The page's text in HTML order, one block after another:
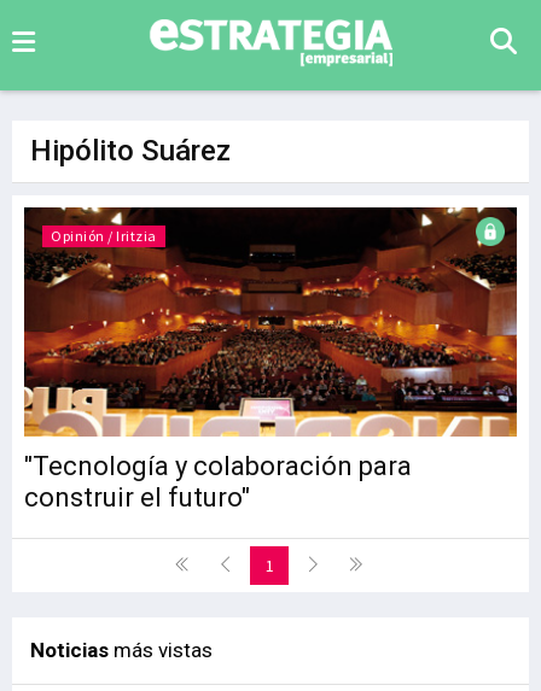
Hipólito Suárez
"Tecnología y colaboración para
construir el futuro"
Opinión / Iritzia
1
Noticias más vistas